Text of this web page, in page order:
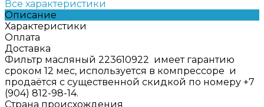
Все характеристики
Описание
Характеристики
Оплата
Доставка
Фильтр масляный 223610922 имеет гарантию
сроком 12 мес, используется в компрессоре и
продаётся с существенной скидкой по номеру +7
(904) 812-98-14.
Страна происхождения